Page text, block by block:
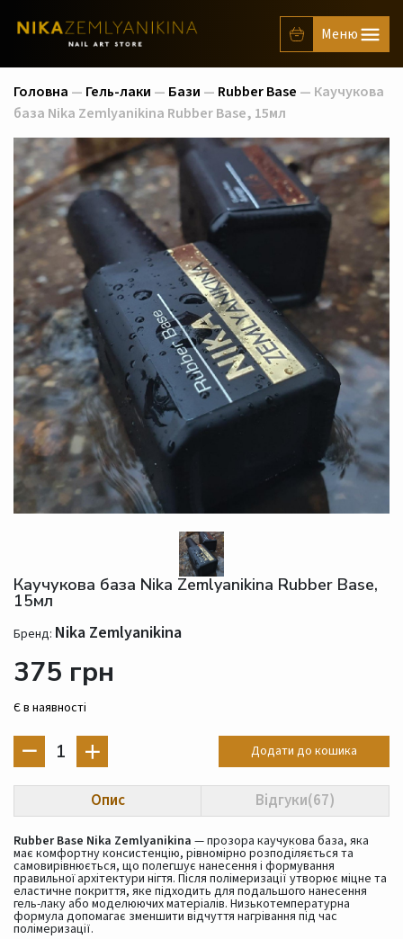
Головна — Гель-лаки — Бази — Rubber Base — Каучукова
база Nika Zemlyanikina Rubber Base, 15мл
Каучукова база Nika Zemlyanikina Rubber Base,
15мл
Бренд: Nika Zemlyanikina
375 грн
Є в наявності
1 Додати до кошика
Опис Відгуки(67)
Rubber Base Nika Zemlyanikina — прозора каучукова база, яка
має комфортну консистенцію, рівномірно розподіляється та
самовирівнюється, що полегшує нанесення і формування
правильної архітектури нігтя. Після полімеризації утворює міцне та
еластичне покриття, яке підходить для подальшого нанесення
гель-лаку або моделюючих матеріалів. Низькотемпературна
формула допомагає зменшити відчуття нагрівання під час
полімеризації.